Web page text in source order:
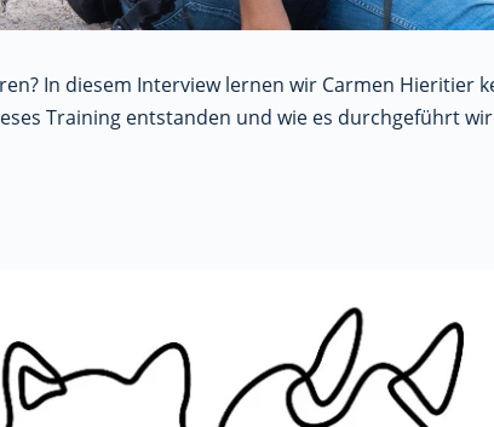
In diesem Interview lernen wir Carmen Hieritier
Training entstanden und wie es durchgeführt